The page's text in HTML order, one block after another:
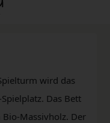
wird das
Das Bett
Massivholz. Der